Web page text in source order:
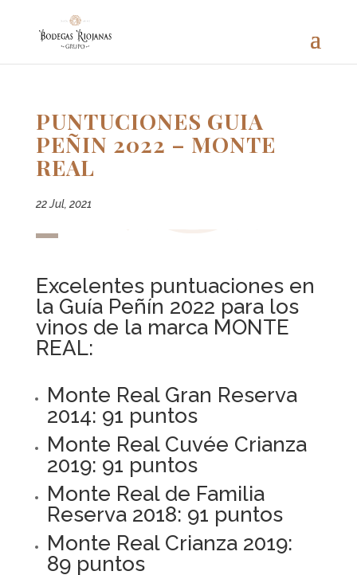
PUNTUCIONES GUIA
PEÑIN 2022 – MONTE
REAL
22 Jul, 2021
Excelentes puntuaciones en
la Guía Peñín 2022 para los
vinos de la marca MONTE
REAL:
Monte Real Gran Reserva
2014: 91 puntos
Monte Real Cuvée Crianza
2019: 91 puntos
Monte Real de Familia
Reserva 2018: 91 puntos
Monte Real Crianza 2019:
89 puntos